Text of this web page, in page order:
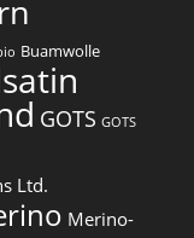
Buamwolle
GOTS GOTS
Ltd.
Merino-